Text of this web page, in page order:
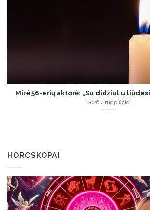
Mirė 56-erių aktorė: „Su didžiuliu
2026 4 rugpjūčio
HOROSKOPAI